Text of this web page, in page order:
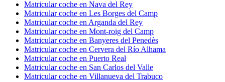
Matricular coche en Nava del Rey
Matricular coche en Les Borges del Camp
Matricular coche en Arganda del Rey
Matricular coche en Mont-roig del Camp
Matricular coche en Banyeres del Penedès
Matricular coche en Cervera del Río Alhama
Matricular coche en Puerto Real
Matricular coche en San Carlos del Valle
Matricular coche en Villanueva del Trabuco